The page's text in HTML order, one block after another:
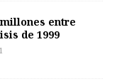
entre
de 1999